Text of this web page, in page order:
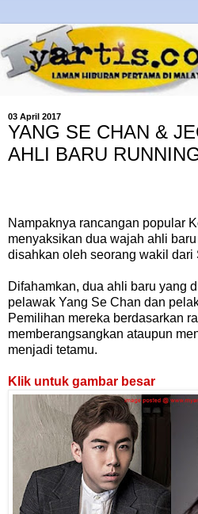
03 April 2017
YANG SE CHAN &
AHLI BARU
Nampaknya rancangan popular
menyaksikan dua wajah ahli
disahkan oleh seorang wakil dari
Difahamkan, dua ahli baru yang
pelawak Yang Se Chan dan
Pemilihan mereka berdasarkan
memberangsangkan ataupun
menjadi tetamu.
Klik untuk gambar besar